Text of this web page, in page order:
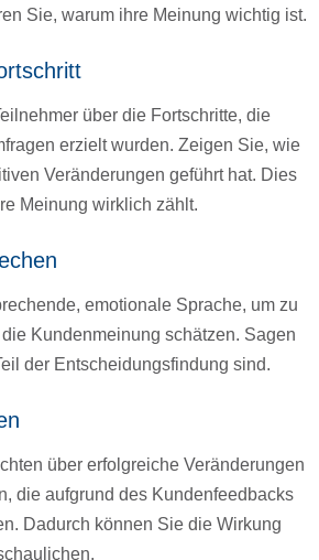
Sie, warum ihre Meinung wichtig ist.
über die Fortschritte, die
erzielt wurden. Zeigen Sie, wie
Veränderungen geführt hat. Dies
Meinung wirklich zählt.
emotionale Sprache, um zu
Kundenmeinung schätzen. Sagen
der Entscheidungsfindung sind.
über erfolgreiche Veränderungen
die aufgrund des Kundenfeedbacks
Dadurch können Sie die Wirkung